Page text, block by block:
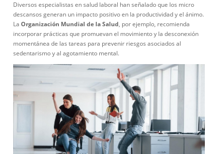
Diversos especialistas en salud laboral han señalado que los micro
descansos generan un impacto positivo en la productividad y el ánimo.
La Organización Mundial de la Salud, por ejemplo, recomienda
incorporar prácticas que promuevan el movimiento y la desconexión
momentánea de las tareas para prevenir riesgos asociados al
sedentarismo y al agotamiento mental.